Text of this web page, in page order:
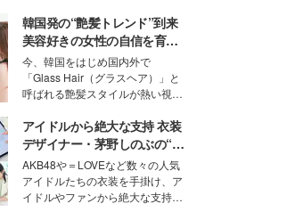
ニオン好き”という共通点を持つモ
デルの宮城舞と島村雄大の特別対
談をお届け！それぞれの視点か
ら、今作ならではの魅力や予想外
の感動をもたらす奥深いストーリ
ーについて熱く語り合ってもらっ
た。
韓国発の“艶髪トレンド”到来
美容好きの女性の自信を育む
「ヘアケア事情」って？
今、韓国をはじめ国内外で
「Glass Hair（グラスヘア）」と
呼ばれる艶髪スタイルが熱い視線
ションの完成度を高めるベースと
して、“髪そのものの美しさ”に改
めて注目する人が増えている様
子。今回は、そんな憧れの艶やか
な髪を日常で叶える、美容好きの
女性たちのヘアケア事情を紹介し
アイドルから絶大な支持 衣装
デザイナー・茅野しのぶの“可
愛い”を作る美学＜「シチズン
クロスシー」インタビュー＞
AKB48や＝LOVEなど数々の人気
アイドルたちの衣装を手掛け、ア
イドルやファンから絶大な支持を